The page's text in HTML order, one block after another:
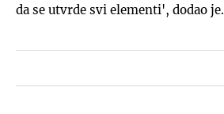
da se utvrde svi elementi', dodao je.